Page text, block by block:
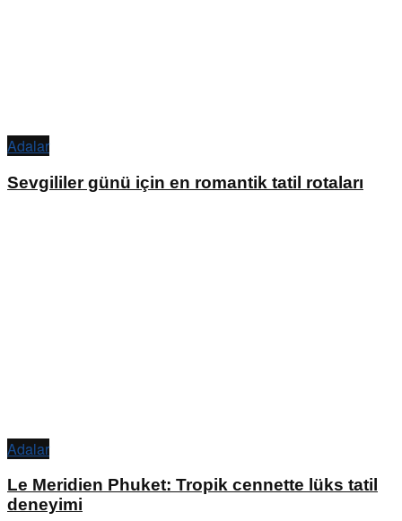
Adalar
Sevgililer günü için en romantik tatil rotaları
Adalar
Le Meridien Phuket: Tropik cennette lüks tatil
deneyimi